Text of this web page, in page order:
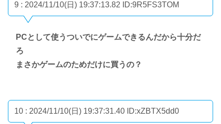
9 : 2024/11/10(日) 19:37:13.82 ID:9R5FS3TOM
PCとして使うついでにゲームできるんだから十分だ
ろ
まさかゲームのためだけに買うの？
10 : 2024/11/10(日) 19:37:31.40 ID:xZBTX5dd0